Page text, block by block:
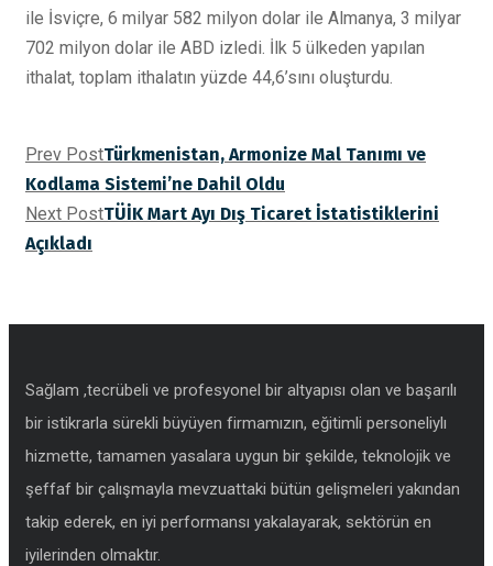
ile İsviçre, 6 milyar 582 milyon dolar ile Almanya, 3 milyar
702 milyon dolar ile ABD izledi. İlk 5 ülkeden yapılan
ithalat, toplam ithalatın yüzde 44,6’sını oluşturdu.
Prev PostTürkmenistan, Armonize Mal Tanımı ve
Kodlama Sistemi’ne Dahil Oldu
Next PostTÜİK Mart Ayı Dış Ticaret İstatistiklerini
Açıkladı
Sağlam ,tecrübeli ve profesyonel bir altyapısı olan ve başarılı
bir istikrarla sürekli büyüyen firmamızın, eğitimli personeliylı
hizmette, tamamen yasalara uygun bir şekilde, teknolojik ve
şeffaf bir çalışmayla mevzuattaki bütün gelişmeleri yakından
takip ederek, en iyi performansı yakalayarak, sektörün en
iyilerinden olmaktır.